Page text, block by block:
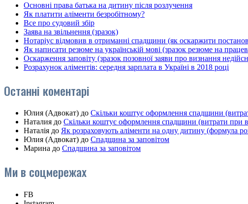
Основні права батька на дитину після розлучення
Як платити аліменти безробітному?
Все про судовий збір
Заява на звільнення (зразок)
Нотаріус відмовив в отриманні спадщини (як оскаржити
Як написати резюме на українській мові (зразок резюме на
Оскарження заповіту (зразок позовної заяви про визнання
Розрахунок аліментів: середня зарплата в Україні в 2018 році
Останні коментарі
Юлия (Адвокат) до Скільки коштує оформлення спадщини
Наталия до Скільки коштує оформлення спадщини (витрати при
Наталія до Як розраховують аліменти на одну дитину (формула
Юлия (Адвокат) до Спадщина за заповітом
Марина до Спадщина за заповітом
Ми в соцмережах
FB